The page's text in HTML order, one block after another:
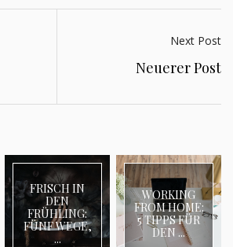
Next Post
Neuerer Post
FRISCH IN
DEN
FRÜHLING:
FÜNF WEGE,
...
WORKING
FROM HOME:
5 TIPPS FÜR
DEN ...